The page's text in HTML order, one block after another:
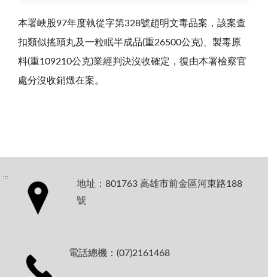
本署峽股97年度執從字第328號趙明文毒品案，該案查
扣類似搖頭丸及一粒眠半成品(重26500公克)、製毒原
料(重109210公克)業經判決沒收確定，復由本署檢察官
處分沒收銷燬在案。
:::
地址：801763 高雄市前金區河東路188
號
電話總機：(07)2161468